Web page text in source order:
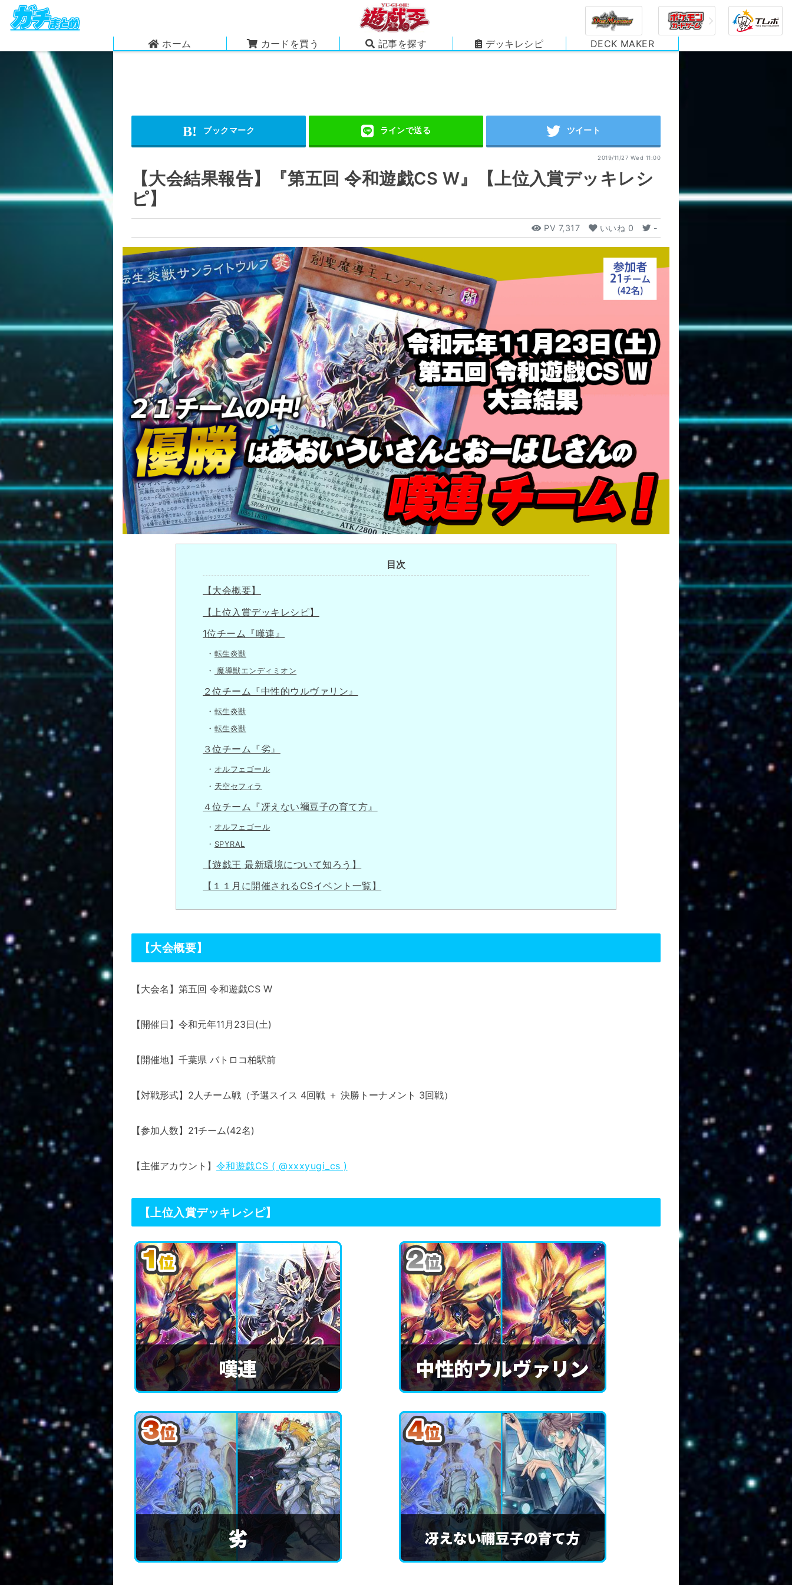
ホーム カードを買う 記事を探す デッキレシピ DECK MAKER
2019/11/27 Wed 11:00
【大会結果報告】『第五回 令和遊戯CS W』【上位入賞デッキレシ
ピ】
PV 7,317 いいね 0 -
目次
【大会概要】
【上位入賞デッキレシピ】
1位チーム『嘆連』
転生炎獣
魔導獣エンディミオン
２位チーム『中性的ウルヴァリン』
転生炎獣
転生炎獣
３位チーム『劣』
オルフェゴール
天空セフィラ
４位チーム『冴えない禰豆子の育て方』
オルフェゴール
SPYRAL
【遊戯王 最新環境について知ろう】
【１１月に開催されるCSイベント一覧】
【大会概要】
【大会名】第五回 令和遊戯CS W
【開催日】令和元年11月23日(土)
【開催地】千葉県 バトロコ柏駅前
【対戦形式】2人チーム戦（予選スイス 4回戦 ＋ 決勝トーナメント 3回戦）
【参加人数】21チーム(42名)
【主催アカウント】 令和遊戯CS ( @xxxyugi_cs )
【上位入賞デッキレシピ】